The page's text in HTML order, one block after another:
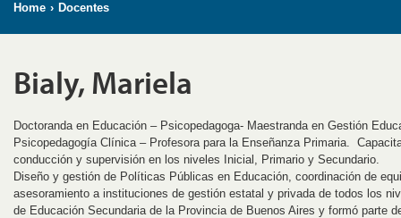
Home › Docentes
Bialy, Mariela
Doctoranda en Educación – Psicopedagoga- Maestranda en Gestión
Psicopedagogía Clínica – Profesora para la Enseñanza Primaria.
conducción y supervisión en los niveles Inicial, Primario y Secundario.
Diseño y gestión de Políticas Públicas en Educación, coordinación de
asesoramiento a instituciones de gestión estatal y privada de todos los
de Educación Secundaria de la Provincia de Buenos Aires y formó parte